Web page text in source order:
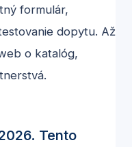
formulár,
dopytu. Až
o katalóg,
Tento